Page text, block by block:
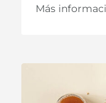
Más